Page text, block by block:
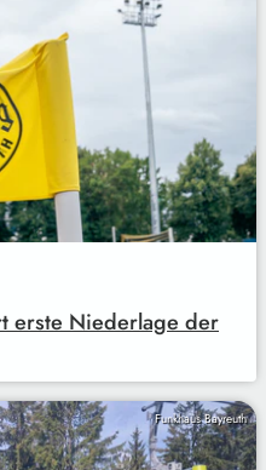
erste Niederlage der
Funkhaus Bayreuth